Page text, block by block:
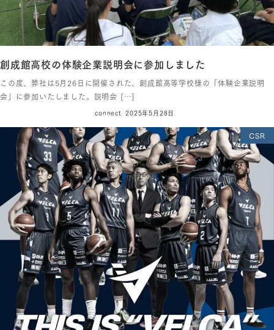
創成館高校の体験企業説明会に参加しました
この度、弊社は5月26日に開催された、創成館高等学校様の「体験企業説明
会」に参加いたしました。説明会 […]
connect 2025年5月28日
CSR